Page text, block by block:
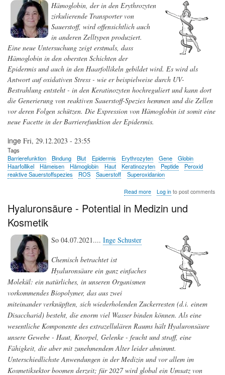
Hämoglobin, der in den Erythrozyten
zirkulierende Transporter von
Sauerstoff, wird offensichtlich auch
in anderen Zelltypen produziert.
Eine neue Untersuchung zeigt erstmals, dass
Hämoglobin in den obersten Schichten der
Epidermis und auch in den Haarfollikeln gebildet wird. Es wird als
Antwort auf oxidativen Stress - wie er beispielweise durch UV-
Bestrahlung entsteht - in den Keratinozyten hochreguliert und kann dort
die Generierung von reaktiven Sauerstoff-Spezies hemmen und die Zellen
vor deren Folgen schützen. Die Expression von Hämoglobin ist somit eine
neue Facette in der Barrierefunktion der Epidermis.
inge Fri, 29.12.2023 - 23:55
Tags
Barrierefunktion
Bindung Blut Epidermis Erythrozyten Gene
Globin
Haarfollikel
Hämeisen Hämoglobin Haut Keratinozyten Peptide
Peroxid
reaktive Sauerstoffspezies
ROS Sauerstoff Superoxidanion
Read moreabout
Hämoglobin
trägt
zur
Log into post comments
Hyaluronsäure - Potential in Medizin und
Kosmetik
So 04.07.2021.... Inge Schuster
Chemisch betrachtet ist
Hyaluronsäure ein ganz einfaches
Molekül: ein natürliches, in unseren Organismen
vorkommendes Biopolymer, das aus zwei
miteinander verknüpften, sich wiederholenden Zuckerresten (d.i. einem
Disaccharid) besteht, die enorm viel Wasser binden können. Als eine
wesentliche Komponente des extrazellulären Raums hält Hyaluronsäure
unsere Gewebe - Haut, Knorpel, Gelenke - feucht und straff, eine
Fähigkeit, die aber mit zunehmendem Alter leider abnimmt.
Unterschiedlichste Anwendungen in der Medizin und vor allem im
Kosmetiksektor boomen derzeit; für 2027 wird global ein Umsatz von